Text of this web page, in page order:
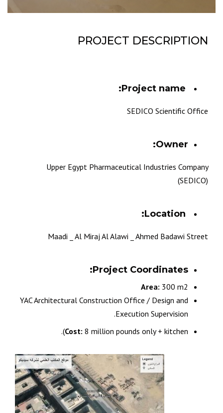
PROJECT DESCRIPTION
SEDICO Scientific Office
Owner:
Upper Egypt Pharmaceutical Industries Company
(SEDICO)
Maadi _ Al Miraj Al Alawi _ Ahmed Badawi Street
Project Coordinates:
Area: 300 m2
YAC Architectural Construction Office / Design and
Execution Supervision.
Cost: 8 million pounds only + kitchen).